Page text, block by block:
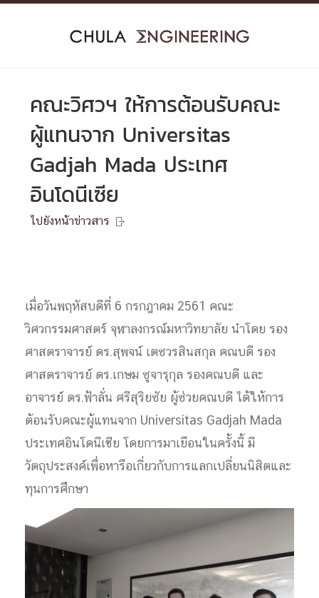
Skip
คณะวิศวฯ ให้การต้อนรับคณะ
ผู้แทนจาก Universitas
Gadjah Mada ประเทศ
อินโดนีเซีย
ไปยังหน้าข่าวสาร 
เมื่อวันพฤหัสบดีที่ 6 กรกฎาคม 2561 คณะ
วิศวกรรมศาสตร์ จุฬาลงกรณ์มหาวิทยาลัย นำโดย รอง
ศาสตราจารย์ ดร.สุพจน์ เตชวรสินสกุล คณบดี รอง
ศาสตราจารย์ ดร.เกษม ชูจารุกุล รองคณบดี และ
อาจารย์ ดร.ฟ้าลั่น ศรีสุริยชัย ผู้ช่วยคณบดี ได้ให้การ
ต้อนรับคณะผู้แทนจาก Universitas Gadjah Mada
ประเทศอินโดนีเซีย โดยการมาเยือนในครั้งนี้ มี
วัตถุประสงค์เพื่อหารือเกี่ยวกับการแลกเปลี่ยนนิสิตและ
ทุนการศึกษา